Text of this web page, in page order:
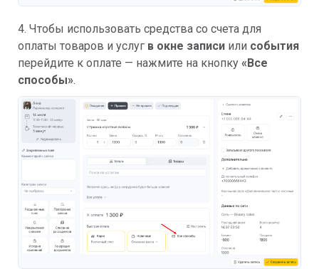
4. Чтобы использовать средства со счета для
оплаты товаров и услуг в окне записи или события
перейдите к оплате — нажмите на кнопку «Все
способы».